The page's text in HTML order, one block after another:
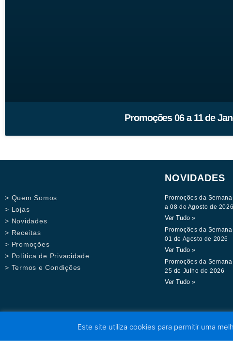
Promoções 06 a 11 de
> Quem Somos
> Lojas
> Novidades
> Receitas
> Promoções
> Política de Privacidade
> Termos e Condições
NOVIDADES
Promoções da
a 08 de Agosto de 2026
Ver Tudo »
Promoções da
01 de Agosto de 2026
Ver Tudo »
Promoções da
25 de Julho de 2026
Ver Tudo »
Este site utiliza cookies para permitir uma